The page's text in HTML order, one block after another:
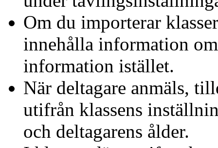
Om du importerar
innehålla information
information istället.
När deltagare anmäls,
utifrån klassens
och deltagarens ålder.